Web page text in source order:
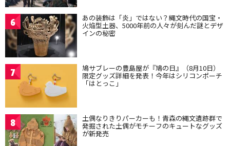
6 あの装飾は「炎」ではない？縄文時代の国宝・
火焔型土器、5000年前の人々が刻んだ謎とデザ
インの秘密
7 鳩サブレーの豊島屋が『鳩の日』（8月10日）
限定グッズ詳細を発表！今年はシリコンポーチ
「はとっこ」
8 土偶なりきりパーカーも！青森の縄文遺跡群で
発掘された土偶がモチーフのキュートなグッズ
が新発売